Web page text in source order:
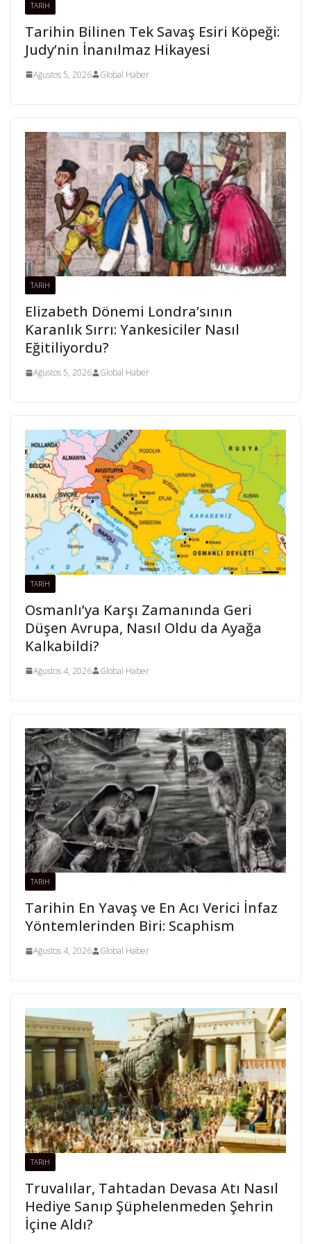
TARİH
Tarihin Bilinen Tek Savaş Esiri Köpeği:
Judy’nin İnanılmaz Hikayesi
Ağustos 5, 2026 Global Haber
TARİH
Elizabeth Dönemi Londra’sının
Karanlık Sırrı: Yankesiciler Nasıl
Eğitiliyordu?
Ağustos 5, 2026 Global Haber
TARİH
Osmanlı’ya Karşı Zamanında Geri
Düşen Avrupa, Nasıl Oldu da Ayağa
Kalkabildi?
Ağustos 4, 2026 Global Haber
TARİH
Tarihin En Yavaş ve En Acı Verici İnfaz
Yöntemlerinden Biri: Scaphism
Ağustos 4, 2026 Global Haber
TARİH
Truvalılar, Tahtadan Devasa Atı Nasıl
Hediye Sanıp Şüphelenmeden Şehrin
İçine Aldı?